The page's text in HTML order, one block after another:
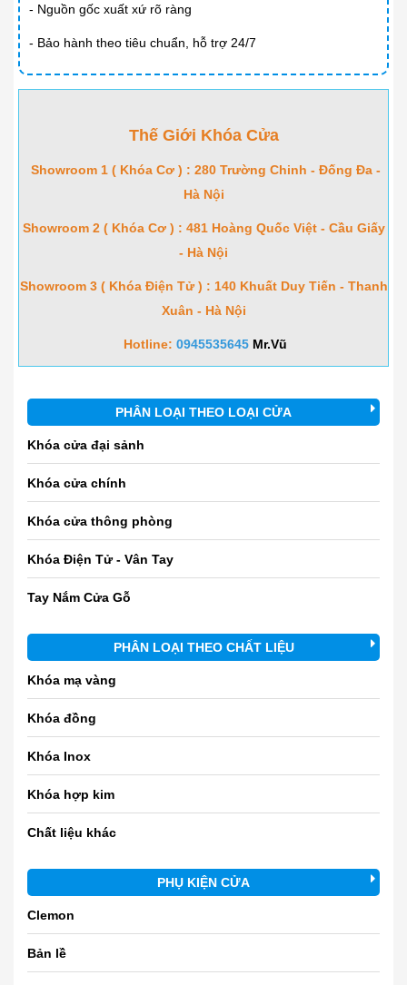
PHÂN LOẠI THEO LOẠI CỬA
Khóa cửa đại sảnh
Khóa cửa chính
Khóa cửa thông phòng
Khóa Điện Tử - Vân Tay
Tay Nắm Cửa Gỗ
PHÂN LOẠI THEO CHẤT LIỆU
Khóa mạ vàng
Khóa đồng
Khóa Inox
Khóa hợp kim
Chất liệu khác
PHỤ KIỆN CỬA
Clemon
Bản lề
- Nguồn gốc xuất xứ rõ ràng
- Bảo hành theo tiêu chuẩn, hỗ trợ 24/7
Thế Giới Khóa Cửa
Showroom 1 ( Khóa Cơ ) : 280 Trường Chinh - Đống Đa -
Hà Nội
Showroom 2 ( Khóa Cơ ) : 481 Hoàng Quốc Việt - Cầu Giấy
- Hà Nội
Showroom 3 ( Khóa Điện Tử ) : 140 Khuất Duy Tiến - Thanh
Xuân - Hà Nội
Hotline: 0945535645 Mr.Vũ